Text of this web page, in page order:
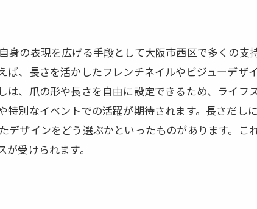
市西区フルチップで叶える理想のネイルデザイン
理想のデザインを実現するフルチップの選び方
フルチップで作る最新のネイルスタイル
プロが教えるフルチップの効果的な利用法
ネイルデザインに革命を起こすフルチップ
大阪市西区でフルチップを試す価値とは
個性を際立たせるフルチップのデザインアイデア
身の表現を広げる手段として大阪市西区で多くの支
ば、長さを活かしたフレンチネイルやビジューデザ
、爪の形や長さを自由に設定できるため、ライフ
特別なイベントでの活躍が期待されます。長さだし
デザインをどう選ぶかといったものがあります。こ
受けられます。